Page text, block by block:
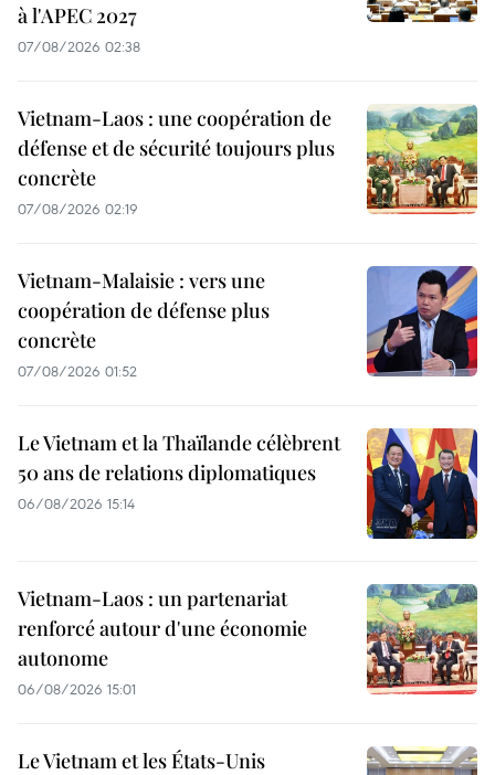
à l'APEC 2027
07/08/2026 02:38
Vietnam-Laos : une coopération de
défense et de sécurité toujours plus
concrète
07/08/2026 02:19
Vietnam-Malaisie : vers une
coopération de défense plus
concrète
07/08/2026 01:52
Le Vietnam et la Thaïlande célèbrent
50 ans de relations diplomatiques
06/08/2026 15:14
Vietnam-Laos : un partenariat
renforcé autour d'une économie
autonome
06/08/2026 15:01
Le Vietnam et les États-Unis